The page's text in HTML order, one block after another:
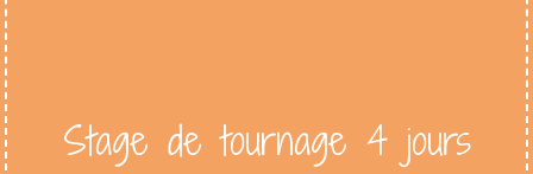
Stage de tournage 4 jours